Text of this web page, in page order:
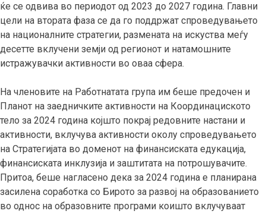
ќе се одвива во периодот од 2023 до 2027 година. Главни
цели на втората фаза се да го поддржат спроведувањето
на националните стратегии, размената на искуства меѓу
десетте вклучени земји од регионот и натамошните
истражувачки активности во оваа сфера.
На членовите на Работнатата група им беше предочен и
Планот на заедничките активности на Координациското
тело за 2024 година којшто покрај редовните настани и
активности, вклучува активности околу спроведувањето
на Стратегијата во доменот на финансиската едукација,
финансиската инклузија и заштитата на потрошувачите.
Притоа, беше нагласено дека за 2024 година е планирана
засилена соработка со Бирото за развој на образованието
во однос на образовните програми коишто вклучуваат